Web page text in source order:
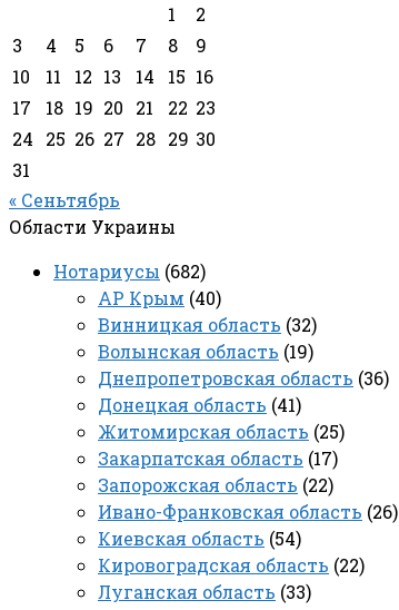
1
2
3
4 5 6 7 8
9
10
11 12 13 14 15 16
17
18 19 20 21 22 23
24
25 26 27 28 29 30
31
« Сеньтябрь
Области Украины
Нотариусы (682)
АР Крым (40)
Винницкая область (32)
Волынская область (19)
Днепропетровская область (36)
Донецкая область (41)
Житомирская область (25)
Закарпатская область (17)
Запорожская область (22)
Ивано-Франковская область (26)
Киевская область (54)
Кировоградская область (22)
Луганская область (33)